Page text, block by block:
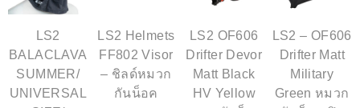
LS2
BALACLAVA
SUMMER/
UNIVERSAL
LS2 Helmets
FF802 Visor
– ชิลด์หมวก
กันน็อค
LS2 OF606
Drifter Devor
Matt Black
HV Yellow
LS2 – OF606
Drifter Matt
Military
Green หมวก